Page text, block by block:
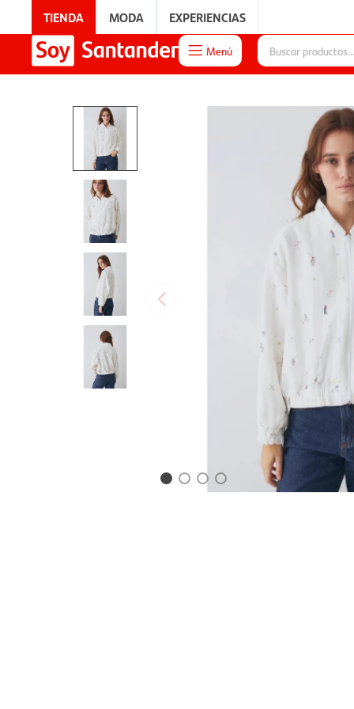
TIENDA MODA EXPERIENCIAS
 Menú